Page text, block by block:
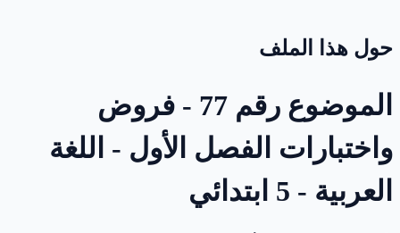
حول هذا الملف
الموضوع رقم 77 - فروض
واختبارات الفصل الأول - اللغة
العربية - 5 ابتدائي